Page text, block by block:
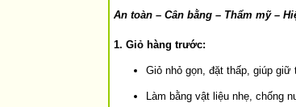
An toàn – Cân bằng – Thẩm mỹ –
1. Giỏ hàng trước:
Giỏ nhỏ gọn, đặt thấp, giúp giữ
Làm bằng vật liệu nhẹ, chống